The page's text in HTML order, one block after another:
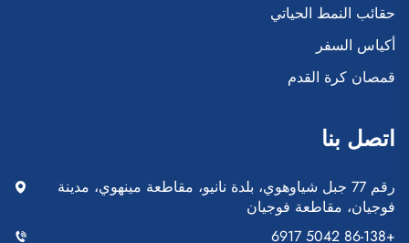
حقائب النمط الحياتي
أكياس السفر
قمصان كرة القدم
اتصل بنا
رقم 77 جبل شياوهوي، بلدة نانيو، مقاطعة مينهوي، مدينة
فوجيان، مقاطعة فوجيان
+86-138 5042 6917